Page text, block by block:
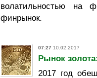
волатильностью на
финрынок.
07:27 10.02.2017
Рынок
2017 год